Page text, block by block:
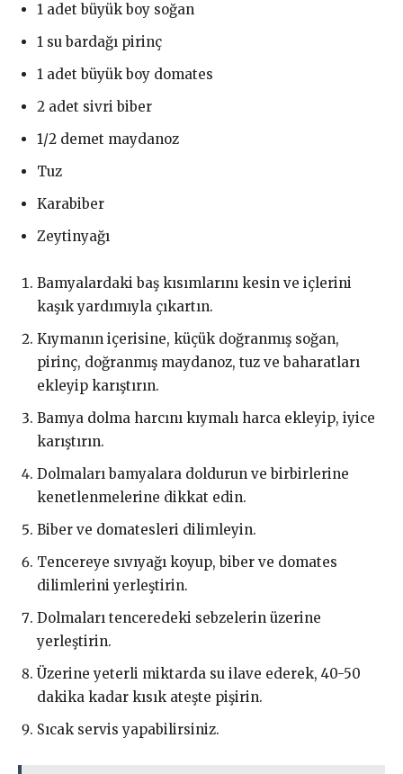
1 adet büyük boy soğan
1 su bardağı pirinç
1 adet büyük boy domates
2 adet sivri biber
1/2 demet maydanoz
Tuz
Karabiber
Zeytinyağı
Bamyalardaki baş kısımlarını kesin ve içlerini
kaşık yardımıyla çıkartın.
Kıymanın içerisine, küçük doğranmış soğan,
pirinç, doğranmış maydanoz, tuz ve baharatları
ekleyip karıştırın.
Bamya dolma harcını kıymalı harca ekleyip, iyice
karıştırın.
Dolmaları bamyalara doldurun ve birbirlerine
kenetlenmelerine dikkat edin.
Biber ve domatesleri dilimleyin.
Tencereye sıvıyağı koyup, biber ve domates
dilimlerini yerleştirin.
Dolmaları tenceredeki sebzelerin üzerine
yerleştirin.
Üzerine yeterli miktarda su ilave ederek, 40-50
dakika kadar kısık ateşte pişirin.
Sıcak servis yapabilirsiniz.